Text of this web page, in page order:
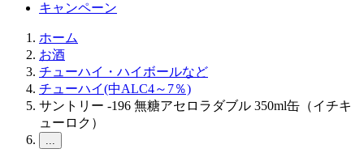
キャンペーン
ホーム
お酒
チューハイ・ハイボールなど
チューハイ(中ALC4～7％)
サントリー -196 無糖アセロラダブル 350ml缶（イチキ
ューロク）
...